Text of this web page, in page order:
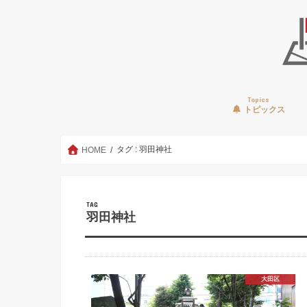
Topics
トピックス
HOME タグ : 羽田神社
TAG
羽田神社
大田区